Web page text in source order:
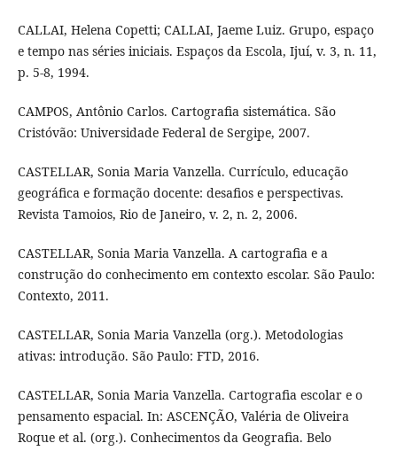
CALLAI, Helena Copetti; CALLAI, Jaeme Luiz. Grupo, espaço
e tempo nas séries iniciais. Espaços da Escola, Ijuí, v. 3, n. 11,
p. 5-8, 1994.
CAMPOS, Antônio Carlos. Cartografia sistemática. São
Cristóvão: Universidade Federal de Sergipe, 2007.
CASTELLAR, Sonia Maria Vanzella. Currículo, educação
geográfica e formação docente: desafios e perspectivas.
Revista Tamoios, Rio de Janeiro, v. 2, n. 2, 2006.
CASTELLAR, Sonia Maria Vanzella. A cartografia e a
construção do conhecimento em contexto escolar. São Paulo:
Contexto, 2011.
CASTELLAR, Sonia Maria Vanzella (org.). Metodologias
ativas: introdução. São Paulo: FTD, 2016.
CASTELLAR, Sonia Maria Vanzella. Cartografia escolar e o
pensamento espacial. In: ASCENÇÃO, Valéria de Oliveira
Roque et al. (org.). Conhecimentos da Geografia. Belo